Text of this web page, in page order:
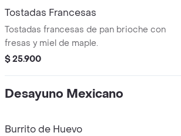
Tostadas Francesas
Tostadas francesas de pan brioche con
fresas y miel de maple.
$ 25.900
Desayuno Mexicano
Burrito de Huevo